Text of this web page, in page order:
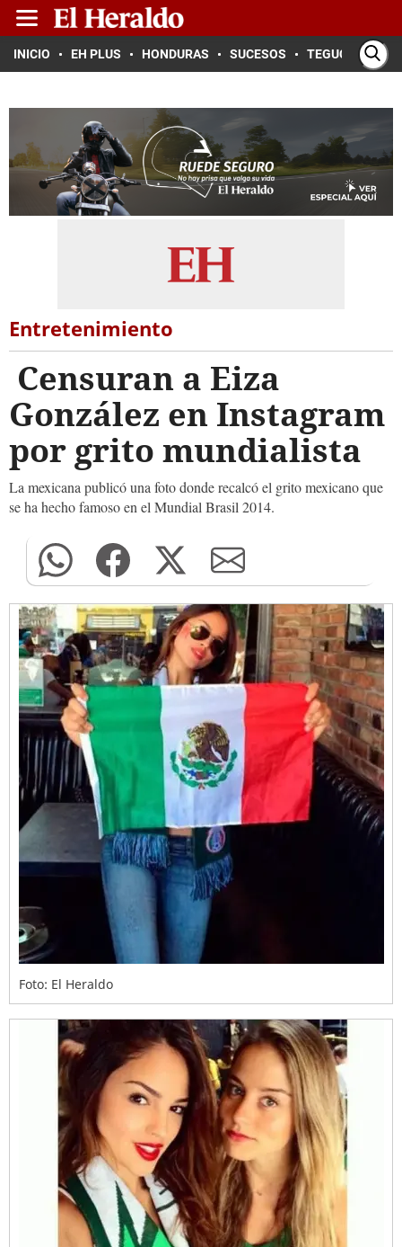
INICIO EH PLUS HONDURAS SUCESOS TEGUCIGALPA
Entretenimiento
Censuran a Eiza
González en Instagram
por grito mundialista
La mexicana publicó una foto donde recalcó el grito mexicano que
se ha hecho famoso en el Mundial Brasil 2014.
Foto: El Heraldo